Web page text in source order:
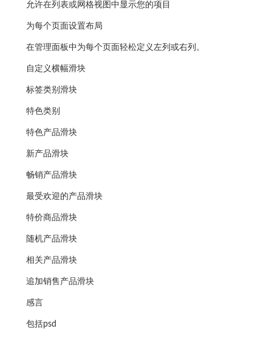
允许在列表或网格视图中显示您的项目
为每个页面设置布局
在管理面板中为每个页面轻松定义左列或右列。
自定义横幅滑块
标签类别滑块
特色类别
特色产品滑块
新产品滑块
畅销产品滑块
最受欢迎的产品滑块
特价商品滑块
随机产品滑块
相关产品滑块
追加销售产品滑块
感言
包括psd